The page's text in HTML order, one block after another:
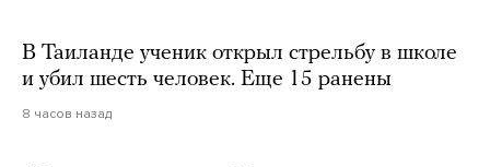
В Таиланде ученик открыл стрельбу в школе
и убил шесть человек. Еще 15 ранены
8 часов назад